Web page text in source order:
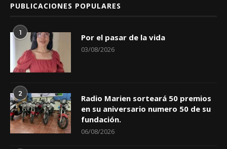
PUBLICACIONES POPULARES
1 Por el pasar de la vida
03/08/2026
2
Radio Marien sorteará 50 premios
en su aniversario numero 50 de su
fundación.
06/08/2026